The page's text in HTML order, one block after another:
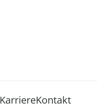
KarriereKontakt